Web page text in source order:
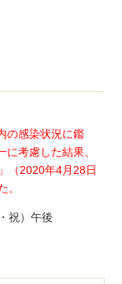
の感染状況に鑑
考慮した結果、
（2020年4月28日
。
祝）午後